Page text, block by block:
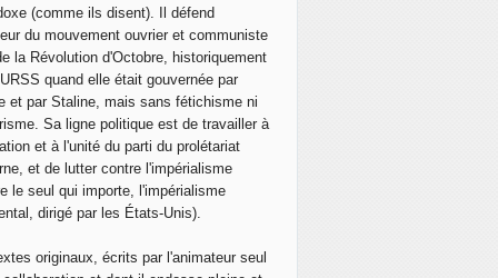
(comme ils disent). Il défend
du mouvement ouvrier et communiste
la Révolution d'Octobre, historiquement
quand elle était gouvernée par
et par Staline, mais sans fétichisme ni
Sa ligne politique est de travailler à
et à l'unité du parti du prolétariat
et de lutter contre l'impérialisme
le seul qui importe, l'impérialisme
dirigé par les États-Unis).
originaux, écrits par l'animateur seul